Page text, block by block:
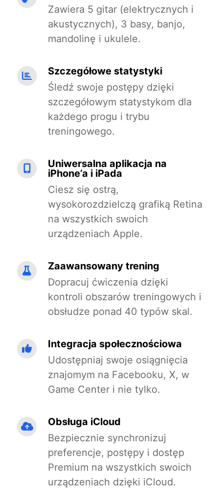
Zawiera 5 gitar (elektrycznych i
akustycznych), 3 basy, banjo,
mandolinę i ukulele.
Szczegółowe statystyki
Śledź swoje postępy dzięki
szczegółowym statystykom dla
każdego progu i trybu
treningowego.
Uniwersalna aplikacja na
iPhone’a i iPada
Ciesz się ostrą,
wysokorozdzielczą grafiką Retina
na wszystkich swoich
urządzeniach Apple.
Zaawansowany trening
Dopracuj ćwiczenia dzięki
kontroli obszarów treningowych i
obsłudze ponad 40 typów skal.
Integracja społecznościowa
Udostępniaj swoje osiągnięcia
znajomym na Facebooku, X, w
Game Center i nie tylko.
Obsługa iCloud
Bezpiecznie synchronizuj
preferencje, postępy i dostęp
Premium na wszystkich swoich
urządzeniach dzięki iCloud.